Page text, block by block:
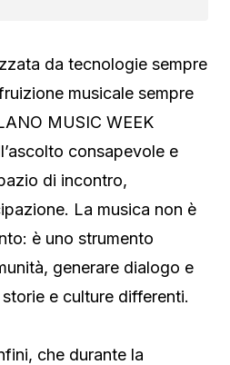
da tecnologie sempre
musicale sempre
MUSIC WEEK
consapevole e
di incontro,
La musica non è
è uno strumento
generare dialogo e
e culture differenti.
che durante la